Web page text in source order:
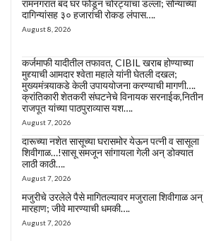
रामनगरात बंद घर फोडून चोरट्यांचा डल्ला; सोन्याच्या
दागिन्यांसह ३० हजारांची रोकड लंपास….
August 8, 2026
कर्जमाफी यादीतील तफावत, CIBIL खराब होण्याच्या
मुद्द्याची आमदार श्वेता महाले यांनी घेतली दखल;
मुख्यमंत्र्याकडे केली उपाययोजना करण्याची मागणी….
क्रांतिकारी शेतकरी संघटनेचे विनायक सरनाईक,नितीन
राजपूत यांच्या पाठपुराव्यास यश….
August 7, 2026
दारूच्या नशेत सासूच्या घरासमोर येऊन पत्नी व सासूला
शिवीगाळ…!सासू समजून सांगायला गेली अन् डोक्यात
लाठी काठी….
August 7, 2026
मजुरीचे उरलेले पैसे मागितल्यावर मजुराला शिवीगाळ अन्
मारहाण; जीवे मारण्याची धमकी….
August 7, 2026